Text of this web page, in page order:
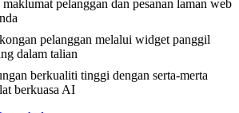
maklumat pelanggan dan pesanan laman web
pelanggan melalui widget panggil
dalam talian
berkualiti tinggi dengan serta-merta
berkuasa AI